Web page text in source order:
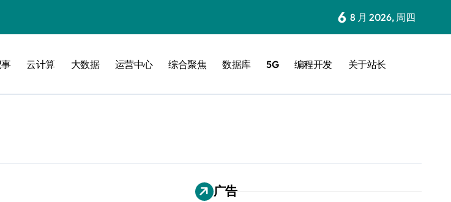
6 8 月 2026, 周四
云计算 大数据 运营中心 综合聚焦 数据库 5G 编程开发 关于站长
广告